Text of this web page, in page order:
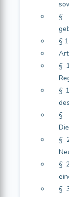
§
§
§
§
§
§
§
§